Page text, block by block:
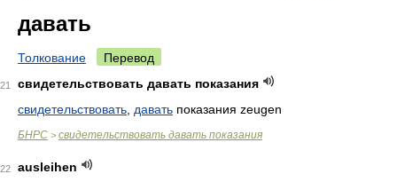
давать
Толкование Перевод
21
свидетельствовать давать показания
свидетельствовать давать показания zeugen
БНРС > свидетельствовать давать показания
22
ausleihen